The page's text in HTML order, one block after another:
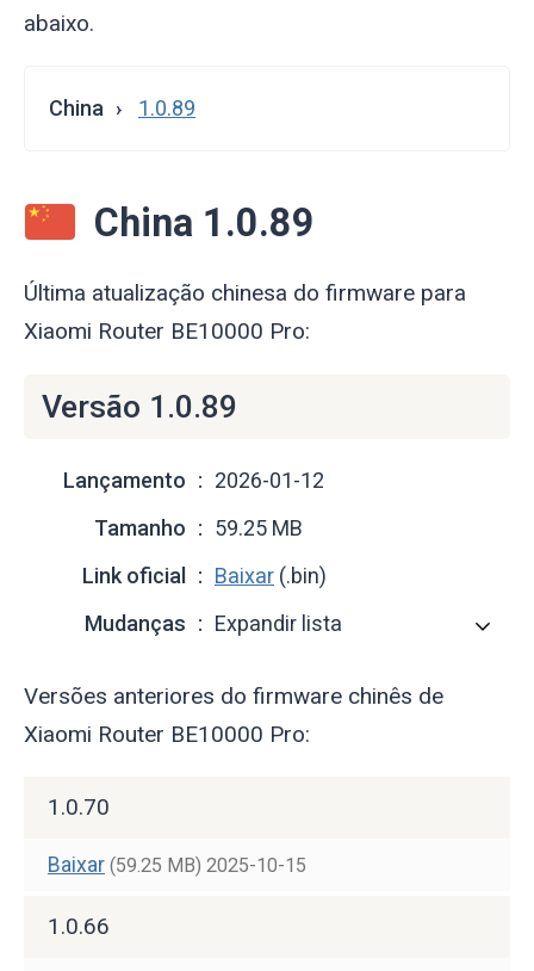
abaixo.
China 1.0.89
China 1.0.89
Última atualização chinesa do firmware para
Xiaomi Router BE10000 Pro:
Versão 1.0.89
Lançamento
2026-01-12
Tamanho
59.25 MB
Link oficial
Baixar (.bin)
Mudanças
Expandir lista
Versões anteriores do firmware chinês de
Xiaomi Router BE10000 Pro:
1.0.70
Baixar (59.25 MB) 2025-10-15
1.0.66